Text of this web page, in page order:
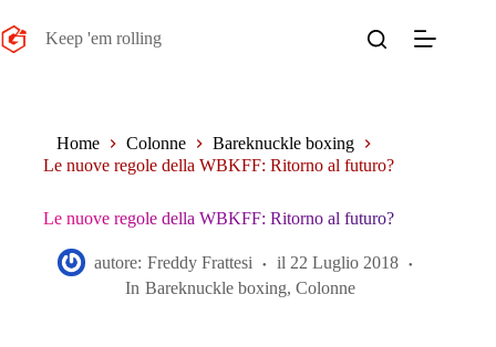
al
contenuto
Keep 'em rolling
Home Colonne
Bareknuckle boxing
Le nuove regole della WBKFF: Ritorno al futuro?
Le nuove regole della WBKFF: Ritorno al futuro?
autore: Freddy Frattesi il 22 Luglio 2018
In Bareknuckle boxing, Colonne